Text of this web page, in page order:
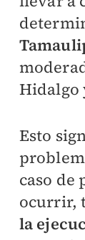
Hidalgo
Esto
caso de
ocurrir,
la